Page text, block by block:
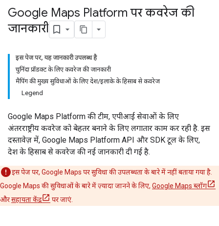
Google Maps Platform पर कवरेज की
जानकारी
इस पेज पर, यह जानकारी उपलब्ध है
चुनिंदा प्रॉडक्ट के लिए कवरेज की जानकारी
मैपिंग की मुख्य सुविधाओं के लिए देश/इलाके के हिसाब से कवरेज
Legend
Google Maps Platform की टीम, एपीआई सेवाओं के लिए
अंतरराष्ट्रीय कवरेज को बेहतर बनाने के लिए लगातार काम कर रही है. इस
दस्तावेज़ में, Google Maps Platform API और SDK टूल के लिए,
देश के हिसाब से कवरेज की नई जानकारी दी गई है.
इस पेज पर, Google Maps पर सुविधा की उपलब्धता के बारे में नहीं बताया गया है.
Google Maps की सुविधाओं के बारे में ज़्यादा जानने के लिए, Google Maps ब्लॉग
औरसहायता केंद्र पर जाएं.